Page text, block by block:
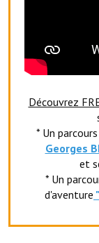
Le foyer de la
L'association
L'association
Village sportif
L'US Crequy
La société de
Découvrez
* Un
Georges
et
* Un
d'aventure